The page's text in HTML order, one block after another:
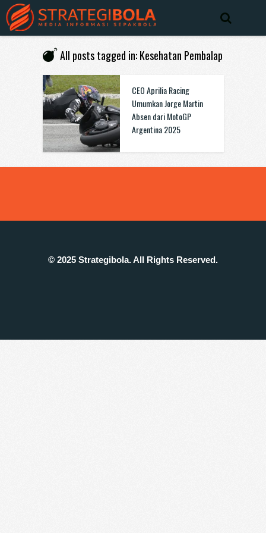
All posts tagged in: Kesehatan Pembalap
CEO Aprilia Racing
Umumkan Jorge Martin
Absen dari MotoGP
Argentina 2025
© 2025 Strategibola. All Rights Reserved.